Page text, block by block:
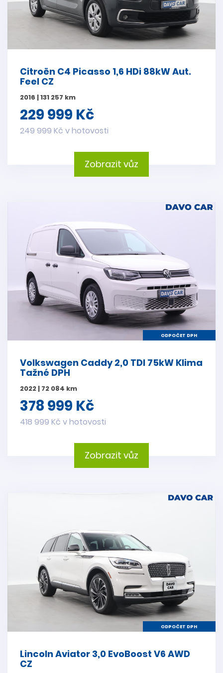
Citroën C4 Picasso 1,6 HDi 88kW Aut.
Feel CZ
2016 | 131 257 km
229 999 Kč
249 999 Kč v hotovosti
Zobrazit vůz
ODPOČET DPH
Volkswagen Caddy 2,0 TDI 75kW Klima
Tažné DPH
2022 | 72 084 km
378 999 Kč
418 999 Kč v hotovosti
Zobrazit vůz
ODPOČET DPH
Lincoln Aviator 3,0 EvoBoost V6 AWD
CZ